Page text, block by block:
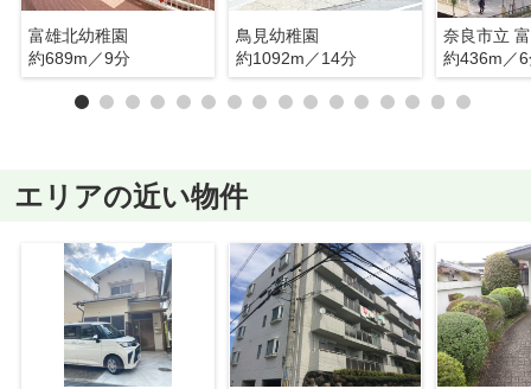
富雄北幼稚園
約689m／9分
鳥見幼稚園
約1092m／14分
奈良市立
約436m／
エリアの近い物件